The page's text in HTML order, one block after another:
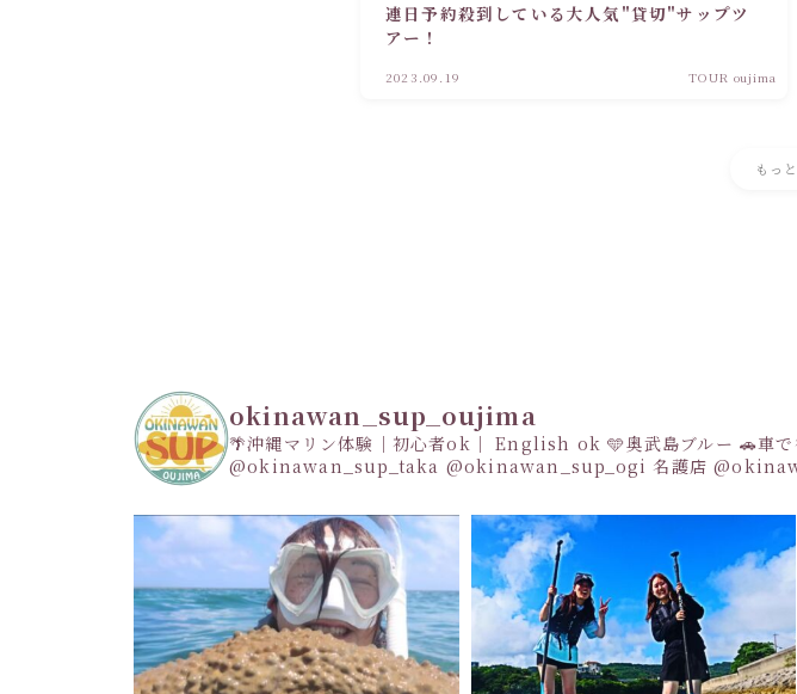
連日予約殺到している大人気"貸切"サップツ
アー！
2023.09.19 TOUR oujima
もっ
okinawan_sup_oujima
🌴沖縄マリン体験｜初心者ok｜ English ok 🩵奥武島ブルー 🚗車
@okinawan_sup_taka @okinawan_sup_ogi名護店